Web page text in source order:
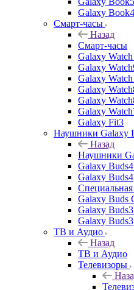
Galaxy Book4
Смарт-часы
Назад
Смарт-часы
Galaxy Watch
Galaxy
Galaxy Watch
Galaxy
Galaxy
Galaxy
Galaxy Fit3
Наушники Galaxy
Назад
Наушники
Galaxy
Galaxy Buds4
Galaxy Buds
Galaxy
Galaxy Buds3
ТВ и Аудио
Назад
ТВ и Аудио
Телевизоры